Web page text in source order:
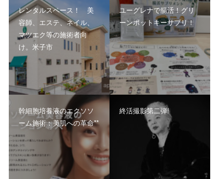
レンタルスペース！ 美
容師、エステ、ネイル、
マツエク等の施術者向
け。米子市
ユーグレナで腸活！グリ
ーンポットキーサプリ！
幹細胞培養液のエクソソ
ーム施術：美肌への革命**
終活撮影第二弾!